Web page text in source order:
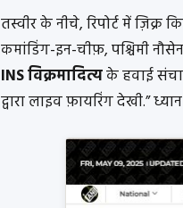
तस्वीर के नीचे, रिपोर्ट में
कमांडिंग-इन-चीफ़, पश्चिमी
INS विक्रमादित्यके हवाई
द्वारा लाइव फ़ायरिंग देखी.”